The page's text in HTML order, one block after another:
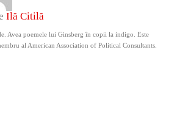
Ilă Citilă
Avea poemele lui Ginsberg în copii la indigo. Este
al American Association of Political Consultants.